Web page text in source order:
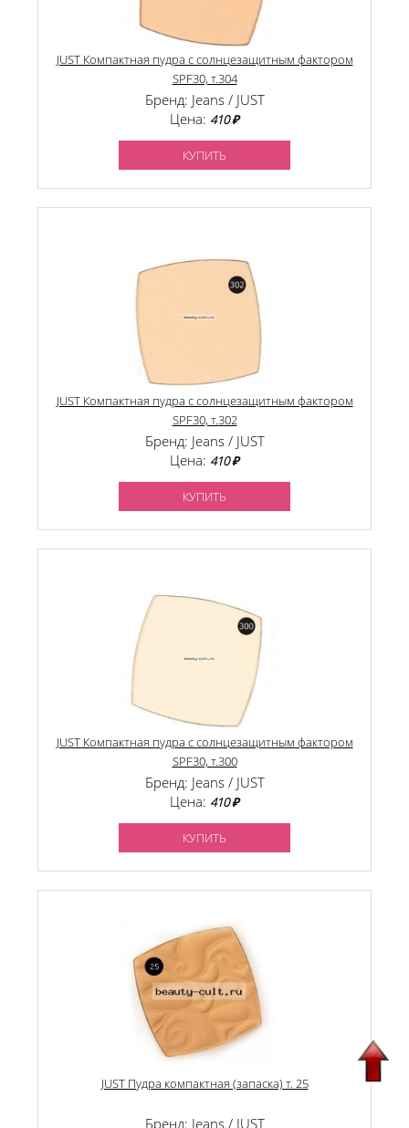
JUST Компактная пудра с солнцезащитным фактором
SPF30, т.304
Бренд: Jeans / JUST
Цена: 410 ₽
КУПИТЬ
JUST Компактная пудра с солнцезащитным фактором
SPF30, т.302
Бренд: Jeans / JUST
Цена: 410 ₽
КУПИТЬ
JUST Компактная пудра с солнцезащитным фактором
SPF30, т.300
Бренд: Jeans / JUST
Цена: 410 ₽
КУПИТЬ
JUST Пудра компактная (запаска) т. 25
Бренд: Jeans / JUST